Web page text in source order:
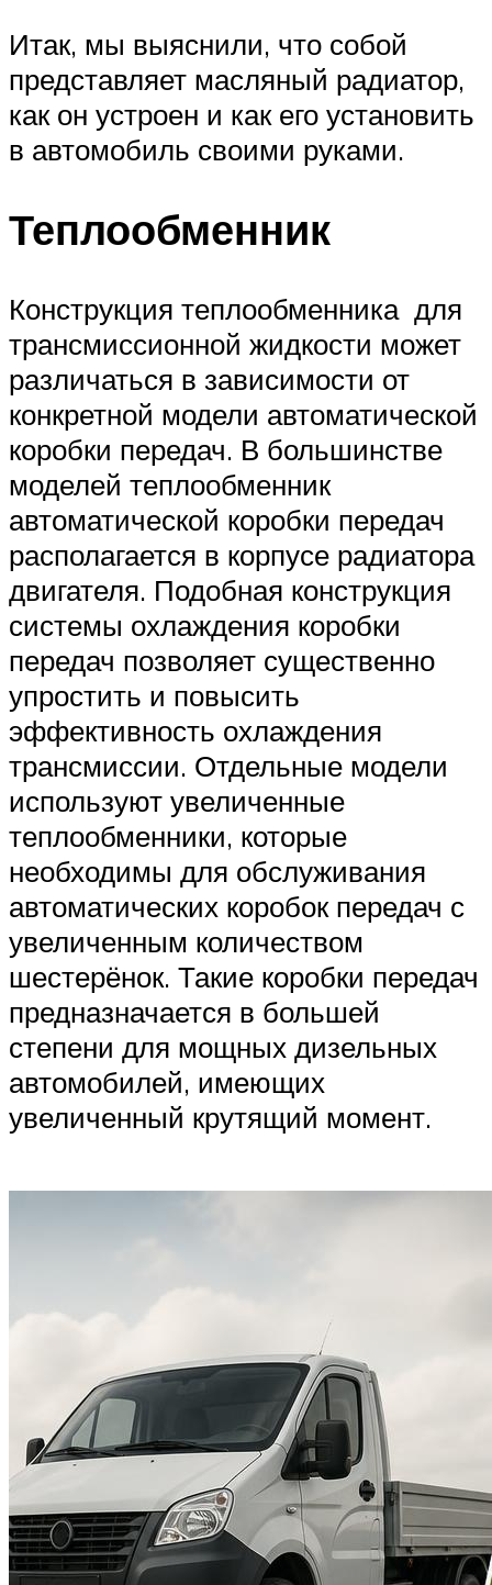
Итак, мы выяснили, что собой
представляет масляный радиатор,
как он устроен и как его установить
в автомобиль своими руками.
Теплообменник
Конструкция теплообменника для
трансмиссионной жидкости может
различаться в зависимости от
конкретной модели автоматической
коробки передач. В большинстве
моделей теплообменник
автоматической коробки передач
располагается в корпусе радиатора
двигателя. Подобная конструкция
системы охлаждения коробки
передач позволяет существенно
упростить и повысить
эффективность охлаждения
трансмиссии. Отдельные модели
используют увеличенные
теплообменники, которые
необходимы для обслуживания
автоматических коробок передач с
увеличенным количеством
шестерёнок. Такие коробки передач
предназначается в большей
степени для мощных дизельных
автомобилей, имеющих
увеличенный крутящий момент.